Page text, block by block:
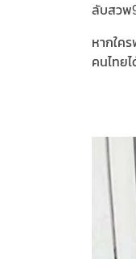
ลับสวพ
หากใค
คนไทย